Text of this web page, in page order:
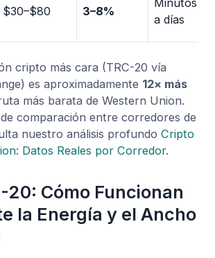
$30–$80 3–8%
a días
cripto más cara (TRC-20 vía
es aproximadamente 12× más
más barata de Western Union.
comparación entre corredores de
nuestro análisis profundo Cripto
Datos Reales por Corredor.
20: Cómo Funcionan
la Energía y el Ancho